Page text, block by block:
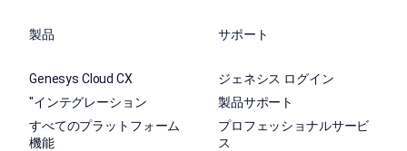
製品
Genesys Cloud CX
"インテグレーション
すべてのプラットフォーム
機能
サポート
ジェネシス ログイン
製品サポート
プロフェッショナルサービ
ス